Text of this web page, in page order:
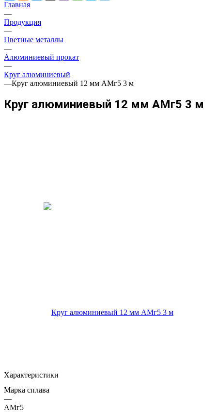
Главная
—
Продукция
—
Цветные металлы
—
Алюминиевый прокат
—
Круг алюминиевый
—Круг алюминиевый 12 мм АМг5 3 м
Круг алюминиевый 12 мм АМг5 3 м
Характеристики
Марка сплава
—
АМг5